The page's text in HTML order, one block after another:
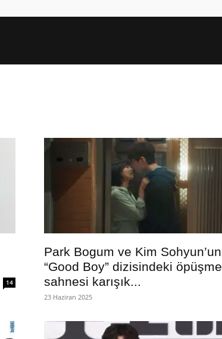
14
Park Bogum ve Kim Sohyun’un
“Good Boy” dizisindeki öpüşme
sahnesi karışık...
23 Haziran 2025